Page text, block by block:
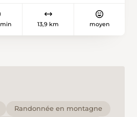
min 13,9 km moyen
Randonnée en montagne